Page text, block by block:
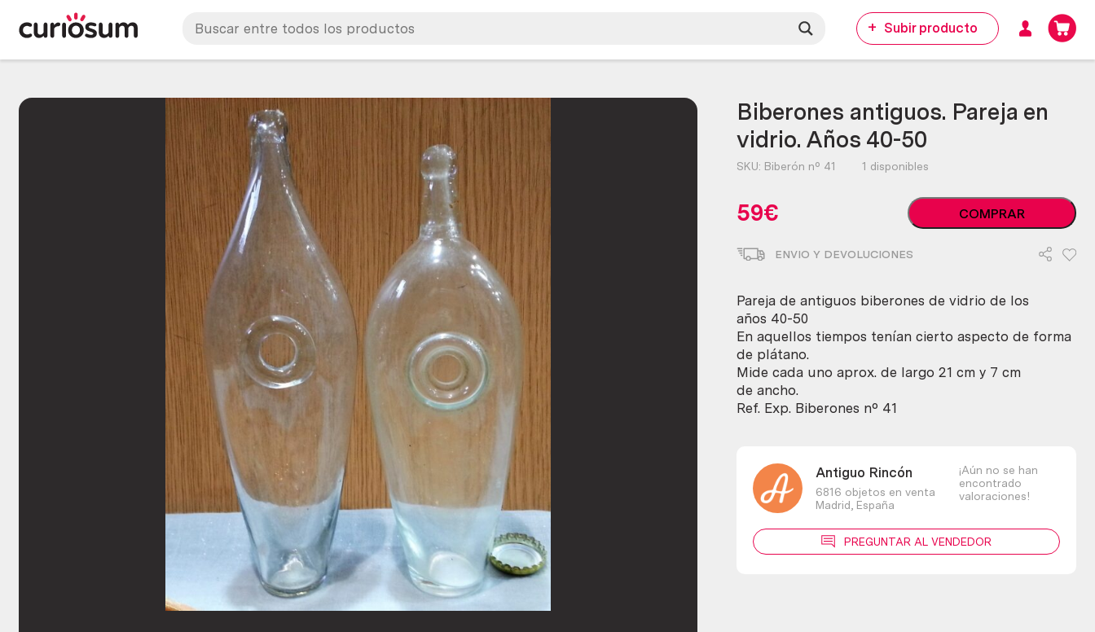
Subir producto
Biberones antiguos. Pareja en
vidrio. Años 40-50
SKU: Biberón nº 41 1 disponibles
59€
Biberones
antiguos.
en
Años
50
COMPRAR
ENVIO Y DEVOLUCIONES
Pareja de antiguos biberones de vidrio de los
años 40-50
En aquellos tiempos tenían cierto aspecto de forma
de plátano.
Mide cada uno aprox. de largo 21 cm y 7 cm
de ancho.
Ref. Exp. Biberones nº 41
Antiguo Rincón
6816 objetos en venta
Madrid, España
¡Aún no se han
encontrado
valoraciones!
PREGUNTAR AL VENDEDOR